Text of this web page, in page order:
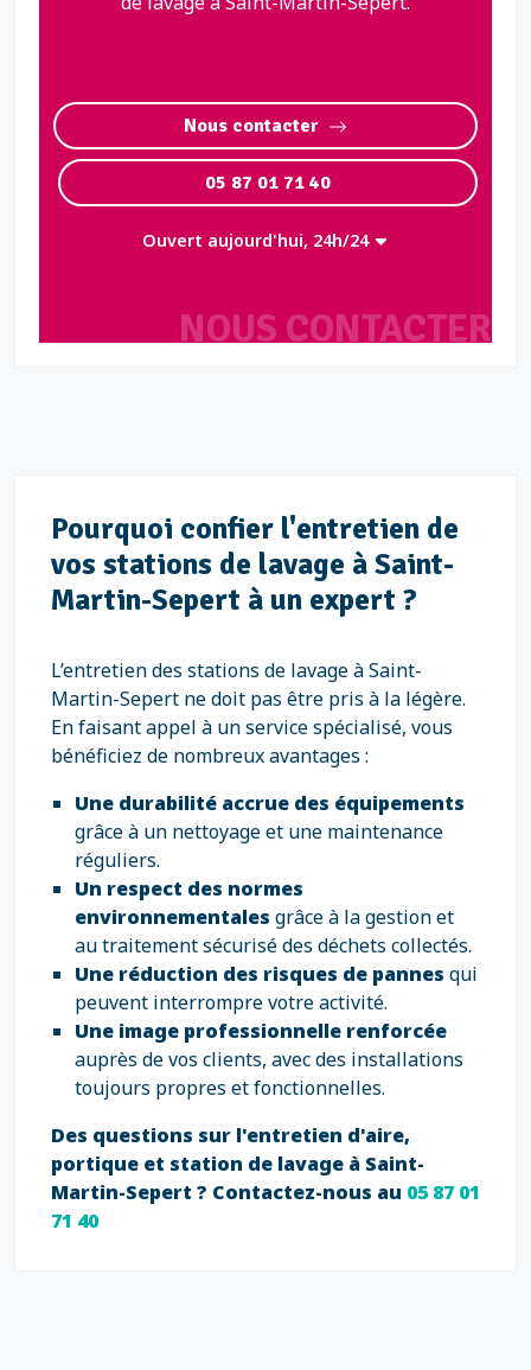
NOUS CONTACTER
Nous contacter
05 87 01 71 40
Ouvert aujourd'hui, 24h/24
Pourquoi confier l'entretien de
vos stations de lavage à Saint-
Martin-Sepert à un expert ?
L’entretien des stations de lavage à Saint-
Martin-Sepert ne doit pas être pris à la légère.
En faisant appel à un service spécialisé, vous
bénéficiez de nombreux avantages :
Une durabilité accrue des équipements
grâce à un nettoyage et une maintenance
réguliers.
Un respect des normes
environnementales grâce à la gestion et
au traitement sécurisé des déchets collectés.
Une réduction des risques de pannes qui
peuvent interrompre votre activité.
Une image professionnelle renforcée
auprès de vos clients, avec des installations
toujours propres et fonctionnelles.
Des questions sur l'entretien d'aire,
portique et station de lavage à Saint-
Martin-Sepert ? Contactez-nous au 05 87 01
71 40